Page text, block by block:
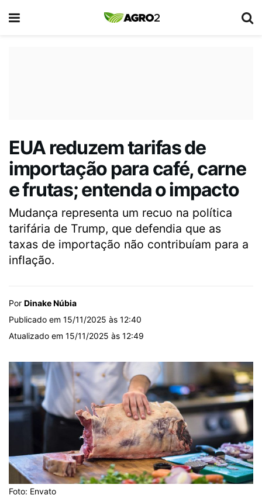
EUA reduzem tarifas de
importação para café, carne
e frutas; entenda o impacto
Mudança representa um recuo na política
tarifária de Trump, que defendia que as
taxas de importação não contribuíam para a
inflação.
Por Dinake Núbia
Publicado em 15/11/2025 às 12:40
Atualizado em 15/11/2025 às 12:49
Foto: Envato